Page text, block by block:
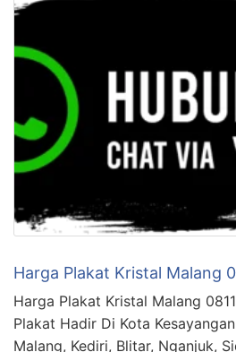
Harga Plakat Kristal Malang
Harga Plakat Kristal Malang
Plakat Hadir Di Kota
Malang, Kediri, Blitar, Nganjuk,